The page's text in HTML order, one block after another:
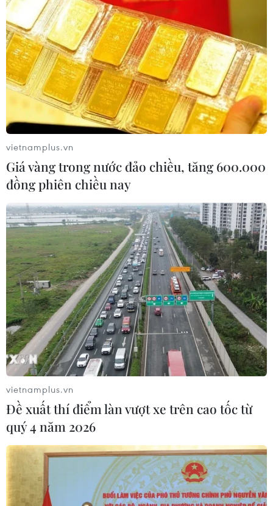
vietnamplus.vn
Giá vàng trong nước đảo chiều, tăng 600.000
đồng phiên chiều nay
vietnamplus.vn
Đề xuất thí điểm làn vượt xe trên cao tốc từ
quý 4 năm 2026